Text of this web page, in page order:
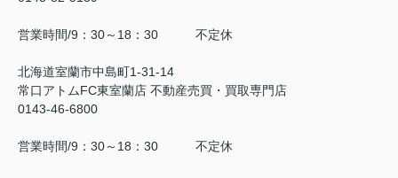
営業時間/9：30～18：30 不定休
北海道室蘭市中島町1-31-14
常口アトムFC東室蘭店 不動産売買・買取専門店
0143-46-6800
営業時間/9：30～18：30 不定休